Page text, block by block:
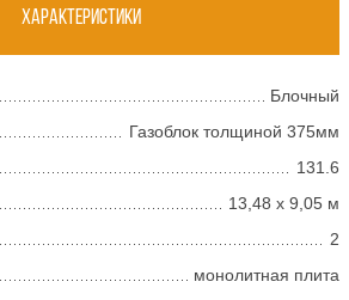
Характеристики
Блочный
Газоблок толщиной 375мм
131.6
13,48 x 9,05 м
2
монолитная плита